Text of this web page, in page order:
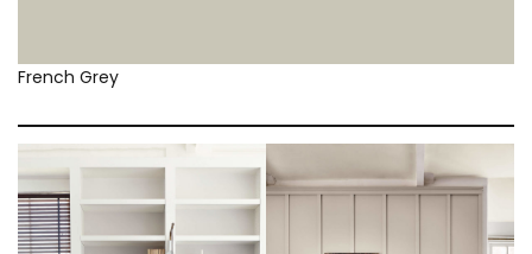
French Grey